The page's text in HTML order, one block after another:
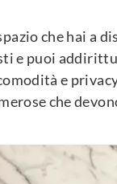
che hai a
e puoi
e
che